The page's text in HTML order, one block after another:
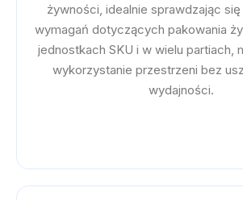
żywności, idealnie sprawdzając
wymagań dotyczących pakowania
jednostkach SKU i w wielu partiach,
wykorzystanie przestrzeni bez
wydajności.